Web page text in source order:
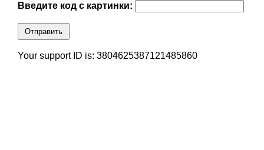
Введите код с картинки:
Отправить
Your support ID is: 3804625387121485860